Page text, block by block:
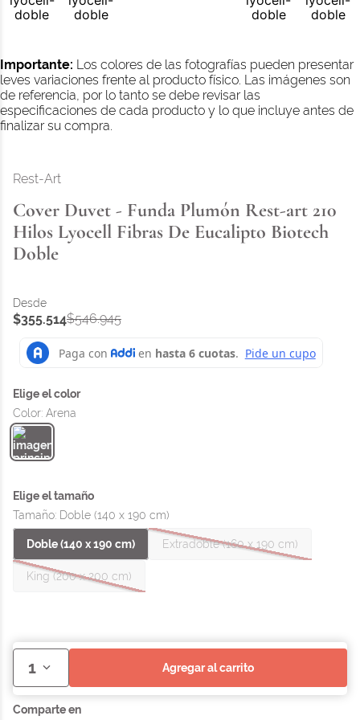
Importante: Los colores de las fotografías pueden presentar
leves variaciones frente al producto físico. Las imágenes son
de referencia, por lo tanto se debe revisar las
especificaciones de cada producto y lo que incluye antes de
finalizar su compra.
Rest-Art
Cover Duvet - Funda Plumón Rest-art 210
Hilos Lyocell Fibras De Eucalipto Biotech
Doble
$355.514$546.945
Color: Arena
Tamaño: Doble (140 x 190 cm)
Doble (140 x 190 cm) Extradoble (160 x 190 cm)
King (200 x 200 cm)
1 agregar al carrito